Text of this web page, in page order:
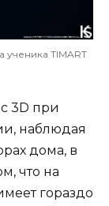
ученика TIMART
3D при
наблюдая
дома, в
что на
гораздо